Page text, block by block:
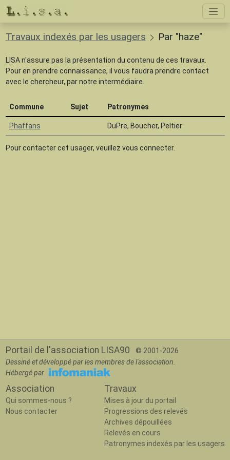
Travaux indexés par les usagers Par "haze"
LISA n'assure pas la présentation du contenu de ces travaux.
Pour en prendre connaissance, il vous faudra prendre contact
avec le chercheur, par notre intermédiaire.
Commune Sujet Patronymes
Phaffans DuPre, Boucher, Peltier
Pour contacter cet usager, veuillez vous connecter.
Portail de l'association LISA90
© 2001-2026
Dessiné et développé par les membres de l'association.
Hébergé par
Association
Qui sommes-nous ?
Nous contacter
Travaux
Mises à jour du portail
Progressions des relevés
Archives dépouillées
Relevés en cours
Patronymes indexés par les usagers